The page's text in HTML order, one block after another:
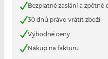
Bezplatné zaslání a zpětné
30 dnů právo vrátit zboží
Výhodné ceny
Nákup na fakturu